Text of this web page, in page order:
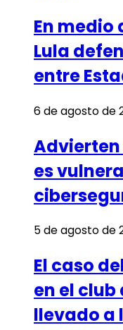
En medio
Lula
entre
6 de agosto de
es
5 de agosto de
El caso
en el club
llevado a